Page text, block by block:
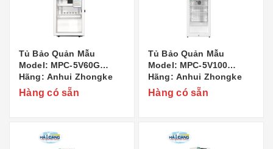
Tủ Bảo Quản Mẫu
Model: MPC-5V60G
Hãng: Anhui Zhongke
Duling Commercial
Appliance Co..,Ltd Xuất
Hàng có sẵn
Tủ Bảo Quản Mẫu
Model: MPC-5V100
Hãng: Anhui Zhongke
Duling Commercial
Appliance Co..,Ltd Xuất
Hàng có sẵn